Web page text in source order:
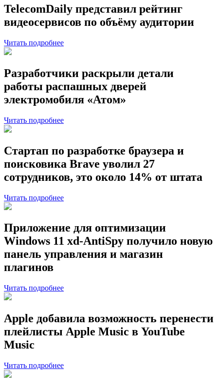
TelecomDaily представил рейтинг
видеосервисов по объёму аудитории
Читать подробнее
Разработчики раскрыли детали
работы распашных дверей
электромобиля «Атом»
Читать подробнее
Стартап по разработке браузера и
поисковика Brave уволил 27
сотрудников, это около 14% от штата
Читать подробнее
Приложение для оптимизации
Windows 11 xd-AntiSpy получило новую
панель управления и магазин
плагинов
Читать подробнее
Apple добавила возможность перенести
плейлисты Apple Music в YouTube
Music
Читать подробнее